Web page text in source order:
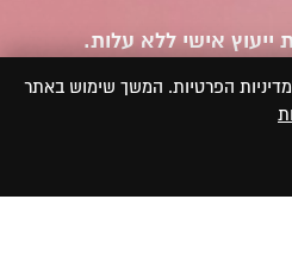
ייעוץ אישי ללא עלות.
הפרטיות. המשך שימוש באתר